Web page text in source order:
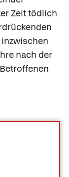
Zeit tödlich
nach der